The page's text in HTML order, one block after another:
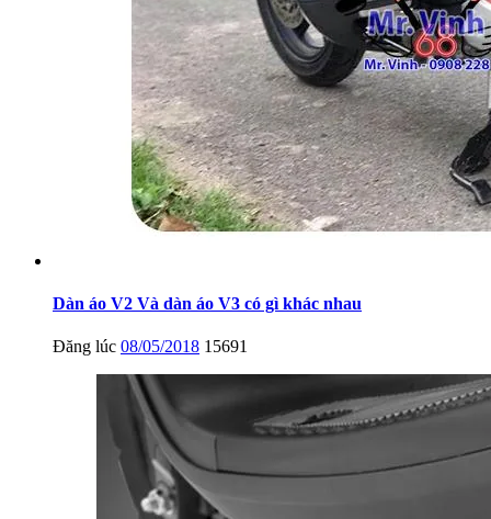
Dàn áo V2 Và dàn áo V3 có gì khác nhau
Đăng lúc 08/05/2018 15691